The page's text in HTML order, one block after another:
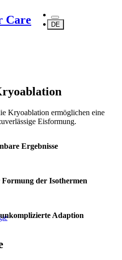
Care DE
Kryoablation ermöglichen eine
Eisformung.
Ergebnisse
der Isothermen
Adaption